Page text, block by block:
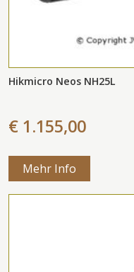
Hikmicro Neos NH25L
€ 1.155,00
Mehr Info